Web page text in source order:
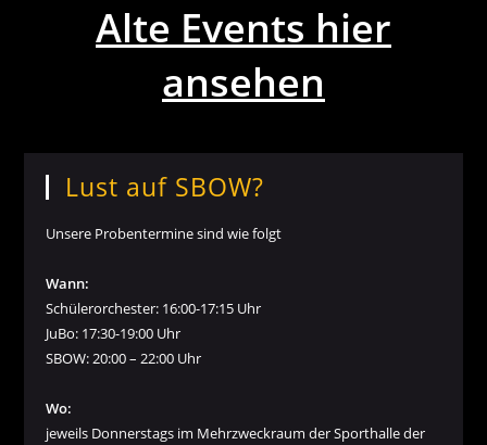
Alte Events hier
ansehen
Lust auf SBOW?
Unsere Probentermine sind wie folgt
Wann:
Schülerorchester: 16:00-17:15 Uhr
JuBo: 17:30-19:00 Uhr
SBOW: 20:00 – 22:00 Uhr
Wo:
jeweils Donnerstags im Mehrzweckraum der Sporthalle der